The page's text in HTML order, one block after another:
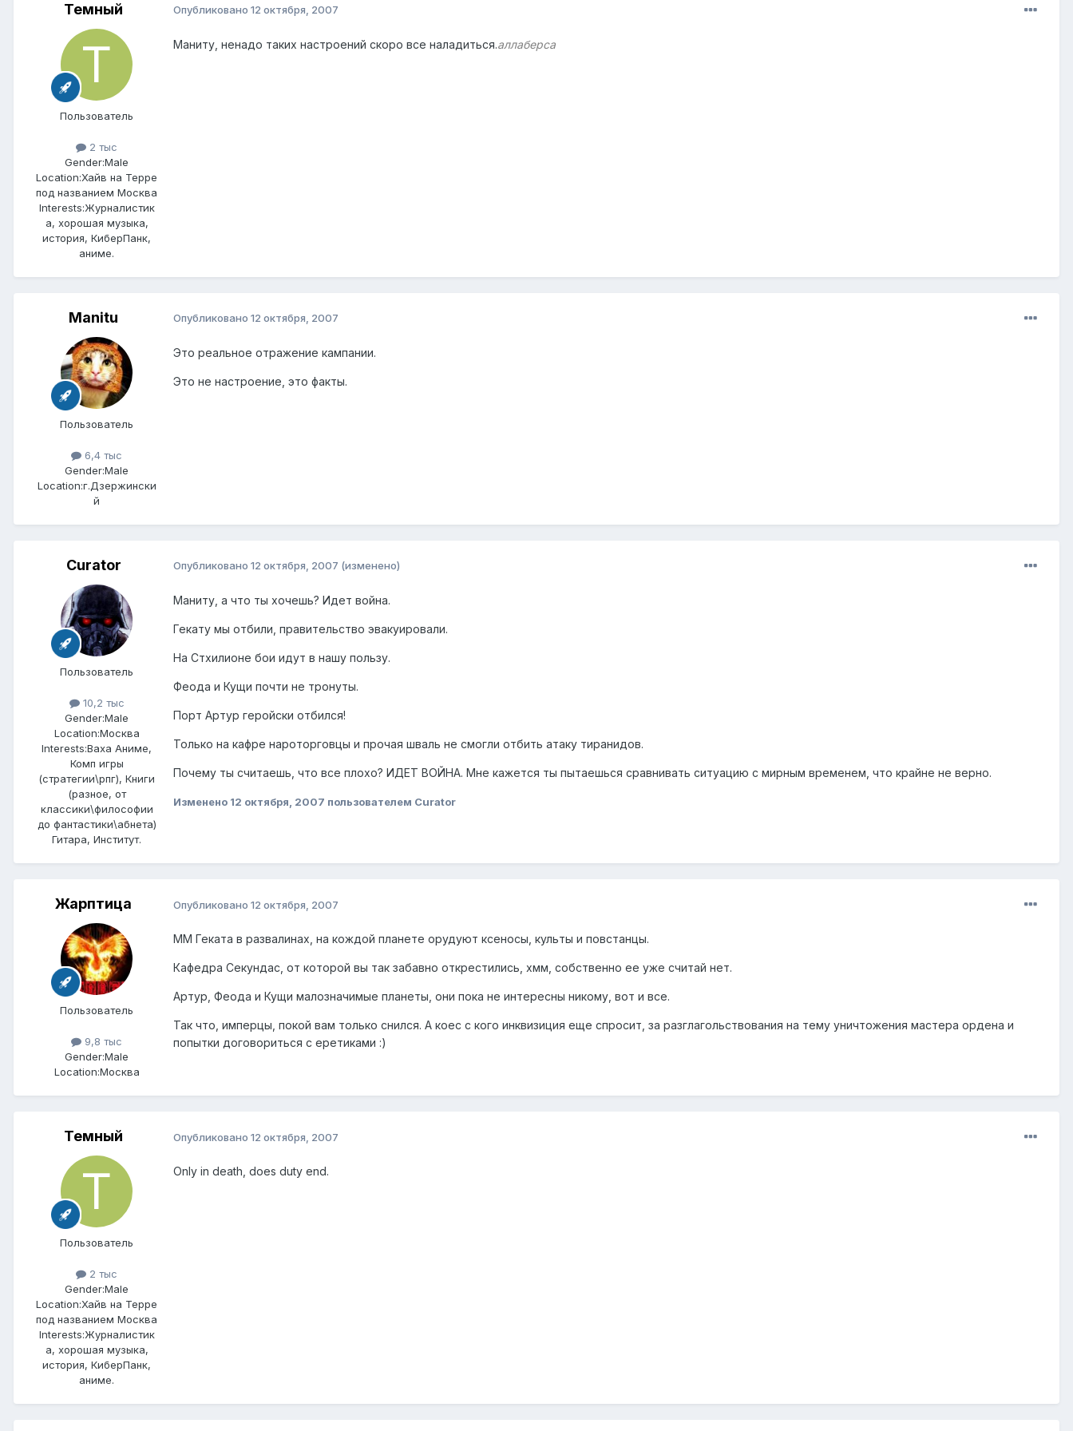
Темный
Пользователь
2 тыс
Gender:Male
Location:Хайв на Терре
под названием Москва
Interests:Журналистик
а, хорошая музыка,
история, КиберПанк,
аниме.
Опубликовано 12 октября, 2007
Маниту, ненадо таких настроений скоро все наладиться.аллаберса
Manitu
Пользователь
6,4 тыс
Gender:Male
Location:г.Дзержински
й
Опубликовано 12 октября, 2007
Это реальное отражение кампании.
Это не настроение, это факты.
Curator
Пользователь
10,2 тыс
Gender:Male
Location:Москва
Interests:Ваха Аниме,
Комп игры
(стратегии\рпг), Книги
(разное, от
классики\философии
до фантастики\абнета)
Гитара, Институт.
Опубликовано 12 октября, 2007 (изменено)
Маниту, а что ты хочешь? Идет война.
Гекату мы отбили, правительство эвакуировали.
На Стхилионе бои идут в нашу пользу.
Феода и Кущи почти не тронуты.
Порт Артур геройски отбился!
Только на кафре нароторговцы и прочая шваль не смогли отбить атаку тиранидов.
Почему ты считаешь, что все плохо? ИДЕТ ВОЙНА. Мне кажется ты пытаешься сравнивать ситуацию с мирным временем, что крайне не верно.
Изменено 12 октября, 2007 пользователем Curator
Жарптица
Пользователь
9,8 тыс
Gender:Male
Location:Москва
Опубликовано 12 октября, 2007
ММ Геката в развалинах, на кождой планете орудуют ксеносы, культы и повстанцы.
Кафедра Секундас, от которой вы так забавно открестились, хмм, собственно ее уже считай нет.
Артур, Феода и Кущи малозначимые планеты, они пока не интересны никому, вот и все.
Так что, имперцы, покой вам только снился. А коес с кого инквизиция еще спросит, за разглагольствования на тему уничтожения мастера ордена и
попытки договориться с еретиками :)
Темный
Пользователь
2 тыс
Gender:Male
Location:Хайв на Терре
под названием Москва
Interests:Журналистик
а, хорошая музыка,
история, КиберПанк,
аниме.
Опубликовано 12 октября, 2007
Only in death, does duty end.